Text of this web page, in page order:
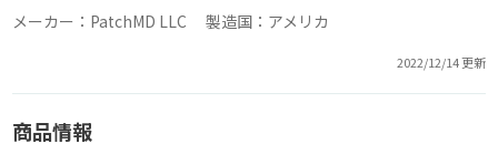
メーカー：PatchMD LLC 製造国：アメリカ
2022/12/14 更新
商品情報